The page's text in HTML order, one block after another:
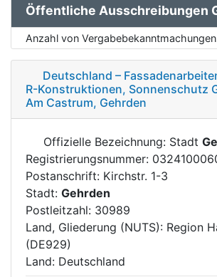
Öffentliche Ausschreibungen
Anzahl von
Deutschland –
R-Konstruktionen, Sonnenschutz
Am Castrum, Gehrden
Offizielle Bezeichnung: Stadt
Registrierungsnummer:
Postanschrift: Kirchstr. 1-3
Stadt: Gehrden
Postleitzahl: 30989
Land, Gliederung (NUTS): Region
(DE929)
Land: Deutschland